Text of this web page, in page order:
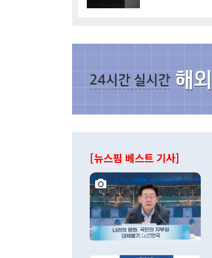
[뉴스핌 베스트 기사]